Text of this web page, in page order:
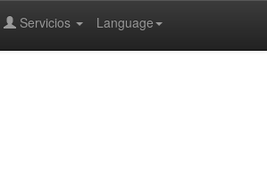
Language
Servicios